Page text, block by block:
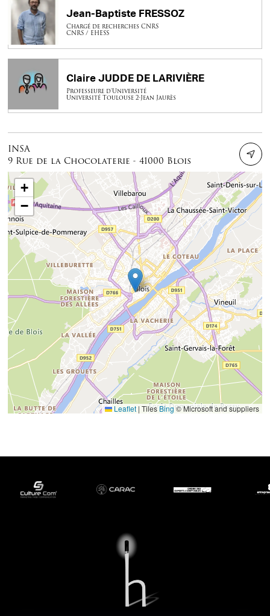
Jean-Baptiste FRESSOZ
Chargé de recherches CNRS
CNRS / EHESS
Claire JUDDE DE LARIVIÈRE
Professeure d'Université
Université Toulouse 2-Jean Jaurès
INSA
9 Rue de la Chocolaterie - 41000 Blois
+
−
Leaflet | TilesBing© Microsoft and suppliers